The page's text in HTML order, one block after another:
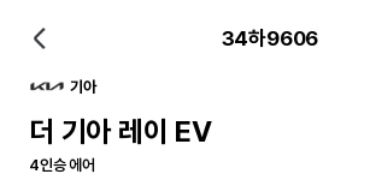
34하9606
기아
더 기아 레이 EV
4인승 에어